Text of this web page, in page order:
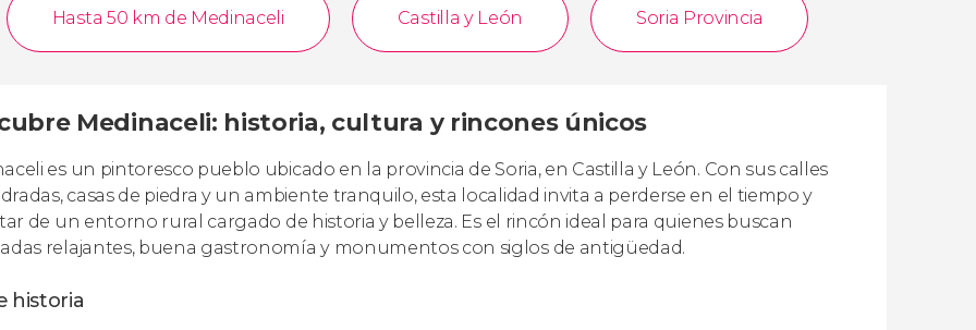
Hasta 50 km de Medinaceli Castilla y León Soria Provincia
Medinaceli: historia, cultura y rincones únicos
es un pintoresco pueblo ubicado en la provincia de Soria, en Castilla y León. Con sus calles
casas de piedra y un ambiente tranquilo, esta localidad invita a perderse en el tiempo y
de un entorno rural cargado de historia y belleza. Es el rincón ideal para quienes buscan
relajantes, buena gastronomía y monumentos con siglos de antigüedad.
historia